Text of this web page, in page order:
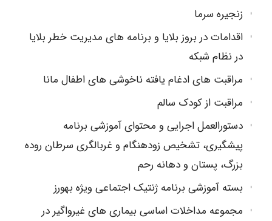
زنجیره سرما
اقدامات در بروز بلایا و برنامه های مدیریت خطر بلایا
در نظام شبکه
مراقبت های ادغام یافته ناخوشی های اطفال مانا
مراقبت از کودک سالم
دستورالعمل اجرایی و محتوای آموزشی برنامه
پیشگیری، تشخیص زودهنگام و غربالگری سرطان روده
بزرگ، پستان و دهانه رحم
بسته آموزشی برنامه ژنتیک اجتماعی ویژه بهورز
مجموعه مداخلات اساسی بیماری های غیرواگیر در